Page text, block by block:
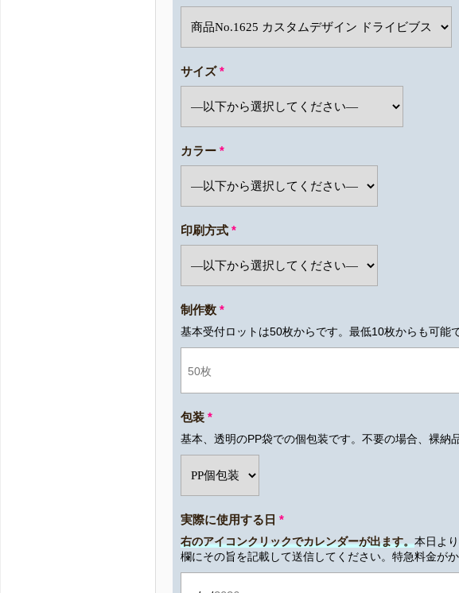
サイズ*
カラー*
印刷方式*
制作数*
基本受付ロットは50枚からです。最低10枚からも可能
包装*
基本、透明のPP袋での個包装です。不要の場合、裸納
実際に使用する日 *
右のアイコンクリックでカレンダーが出ます。 本日よ
欄にその旨を記載して送信してください。特急料金が